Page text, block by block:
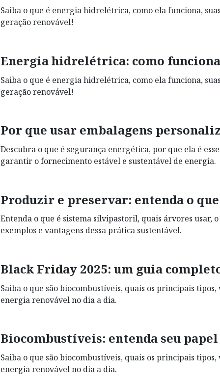
Saiba o que é energia hidrelétrica, como ela funciona,
geração renovável!
Energia hidrelétrica: como
Saiba o que é energia hidrelétrica, como ela funciona,
geração renovável!
Por que usar embalagens
Descubra o que é segurança energética, por que ela é
garantir o fornecimento estável e sustentável de energia.
Produzir e preservar: entenda o
Entenda o que é sistema silvipastoril, quais árvores usar,
exemplos e vantagens dessa prática sustentável.
Black Friday 2025: um guia
Saiba o que são biocombustíveis, quais os principais
energia renovável no dia a dia.
Biocombustíveis: entenda seu
Saiba o que são biocombustíveis, quais os principais
energia renovável no dia a dia.